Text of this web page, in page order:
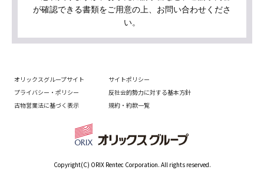
が確認できる書類をご用意の上、お問い合わせくださ
い。
オリックスグループサイト
サイトポリシー
プライバシー・ポリシー
反社会的勢力に対する基本方針
古物営業法に基づく表示
規約・約款一覧
Copyright(C) ORIX Rentec Corporation. All rights reserved.